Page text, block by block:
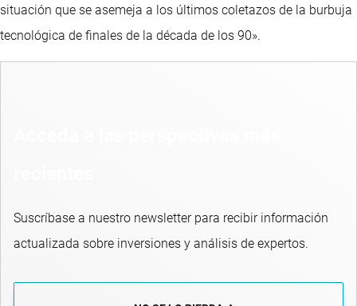
situación que se asemeja a los últimos coletazos de la burbuja
tecnológica de finales de la década de los 90».
Suscríbase a nuestro newsletter para recibir información
actualizada sobre inversiones y análisis de expertos.